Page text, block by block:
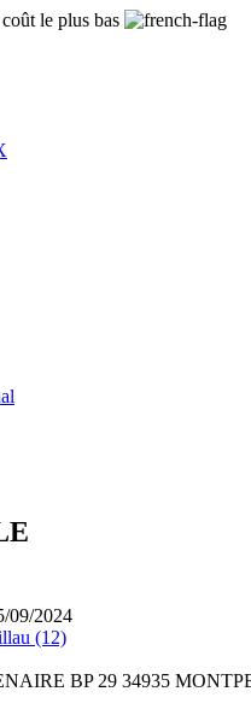
le plus bas
09/2024
(12)
BP 29 34935